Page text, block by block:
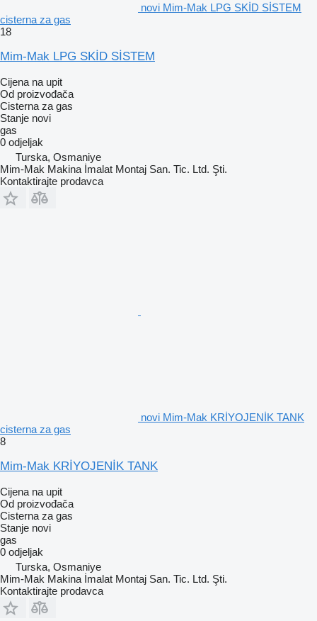
novi Mim-Mak LPG SKİD SİSTEM
cisterna za gas
18
Mim-Mak LPG SKİD SİSTEM
Cijena na upit
Od proizvođača
Cisterna za gas
Stanje novi
gas
0 odjeljak
Turska, Osmaniye
Mim-Mak Makina İmalat Montaj San. Tic. Ltd. Şti.
Kontaktirajte prodavca
novi Mim-Mak KRİYOJENİK TANK
cisterna za gas
8
Mim-Mak KRİYOJENİK TANK
Cijena na upit
Od proizvođača
Cisterna za gas
Stanje novi
gas
0 odjeljak
Turska, Osmaniye
Mim-Mak Makina İmalat Montaj San. Tic. Ltd. Şti.
Kontaktirajte prodavca